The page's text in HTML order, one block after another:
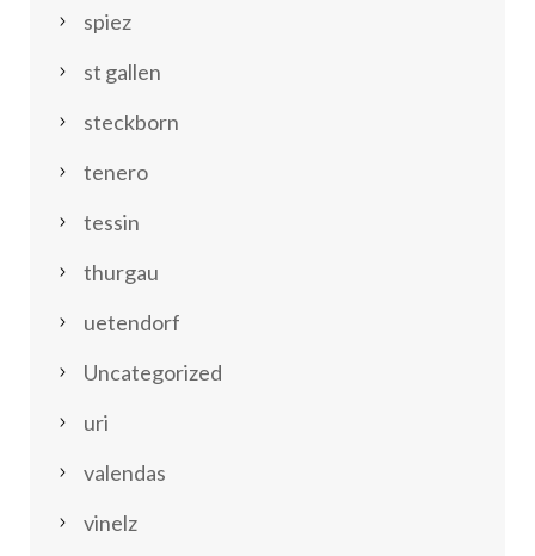
spiez
st gallen
steckborn
tenero
tessin
thurgau
uetendorf
Uncategorized
uri
valendas
vinelz